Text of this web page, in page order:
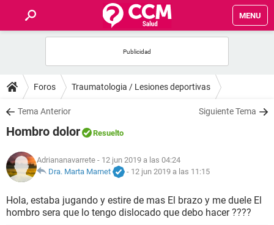
MENU
FOROS
SALUD
NUTRICIÓN
BIENESTAR
Foros Traumatologia / Lesiones deportivas
Tema Anterior Siguiente Tema
Hombro dolor Resuelto
Adriananavarrete - 12 jun 2019 a las 04:24
Dra. Marta Marnet
- 12 jun 2019 a las 11:15
Hola, estaba jugando y estire de mas El brazo y me duele El
hombro sera que lo tengo dislocado que debo hacer ????